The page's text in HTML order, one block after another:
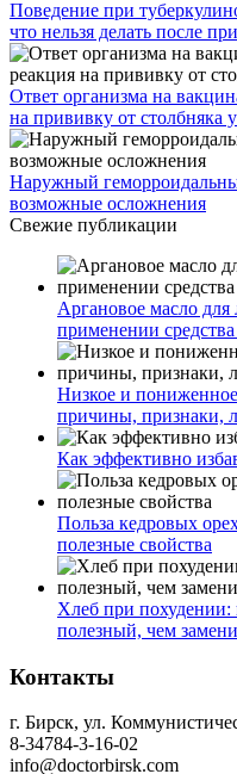
Поведение при
что нельзя делать после
Ответ организма на
на прививку от столбняка
Наружный
возможные осложнения
Свежие публикации
Аргановое масло
применении
Низкое и
причины, признаки,
Как эффективно
Польза кедровых
полезные свойства
Хлеб при похудении:
полезный, чем
Контакты
г. Бирск, ул.
8-34784-3-16-02
info@doctorbirsk.com